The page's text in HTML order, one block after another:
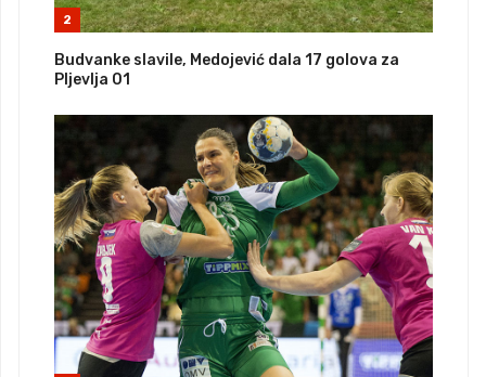
2
Budvanke slavile, Medojević dala 17 golova za
Pljevlja 01